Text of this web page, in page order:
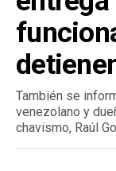
También se
venezolano y
chavismo, Raúl